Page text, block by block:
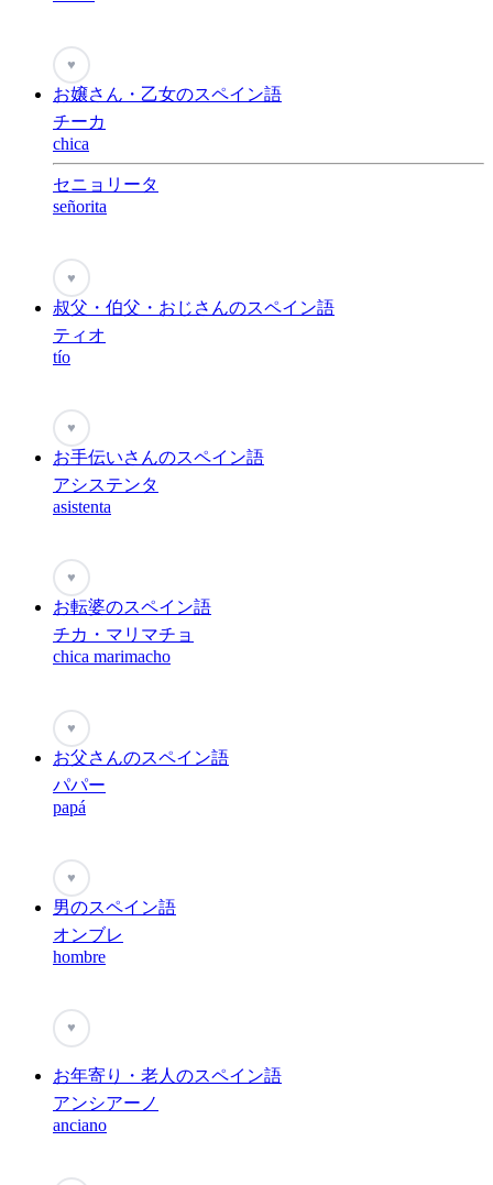
♥
お嬢さん・乙女のスペイン語
チーカ
chica
セニョリータ
señorita
♥
叔父・伯父・おじさんのスペイン語
ティオ
tío
♥
お手伝いさんのスペイン語
アシステンタ
asistenta
♥
お転婆のスペイン語
チカ・マリマチョ
chica marimacho
♥
お父さんのスペイン語
パパー
papá
♥
男のスペイン語
オンブレ
hombre
♥
お年寄り・老人のスペイン語
アンシアーノ
anciano